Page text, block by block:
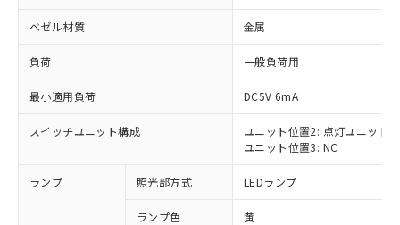
ベゼル材質 金属
負荷 一般負荷用
最小適用負荷 DC5V 6mA
スイッチユニット構成
ユニット位置2: 点灯ユニット
ユニット位置3: NC
ランプ 照光部方式 LEDランプ
ランプ色 黄